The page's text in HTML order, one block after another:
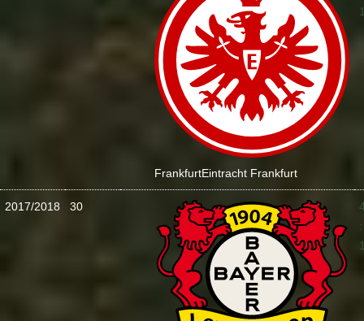
FrankfurtEintracht Frankfurt
2017/2018 30
: